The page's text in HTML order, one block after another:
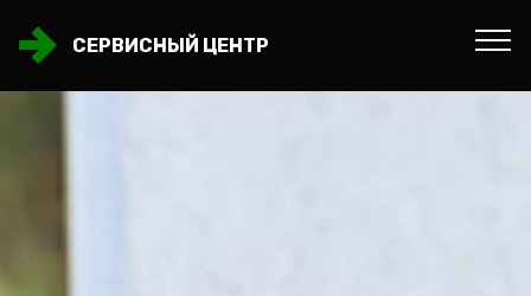
СЕРВИСНЫЙ ЦЕНТР